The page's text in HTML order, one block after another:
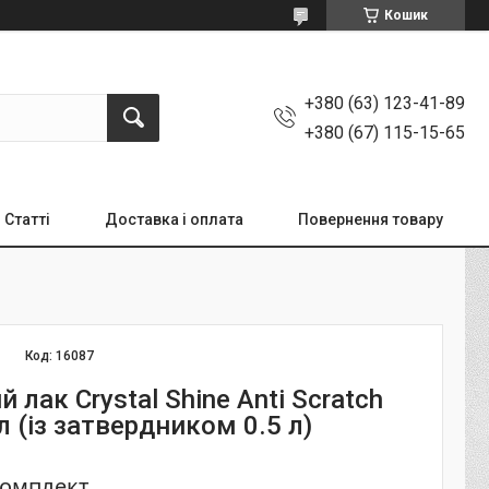
Кошик
+380 (63) 123-41-89
+380 (67) 115-15-65
Статті Доставка і оплата Повернення товару
Код:16087
лак Crystal Shine Anti Scratch
(із затвердником 0.5 л)